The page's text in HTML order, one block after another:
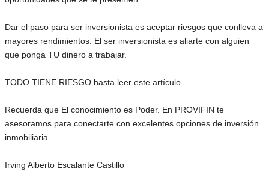
Dar el paso para ser inversionista es aceptar riesgos que conlleva a
mayores rendimientos. El ser inversionista es aliarte con alguien
que ponga TU dinero a trabajar.
TODO TIENE RIESGO hasta leer este artículo.
Recuerda que El conocimiento es Poder. En PROVIFIN te
asesoramos para conectarte con excelentes opciones de inversión
inmobiliaria.
Irving Alberto Escalante Castillo